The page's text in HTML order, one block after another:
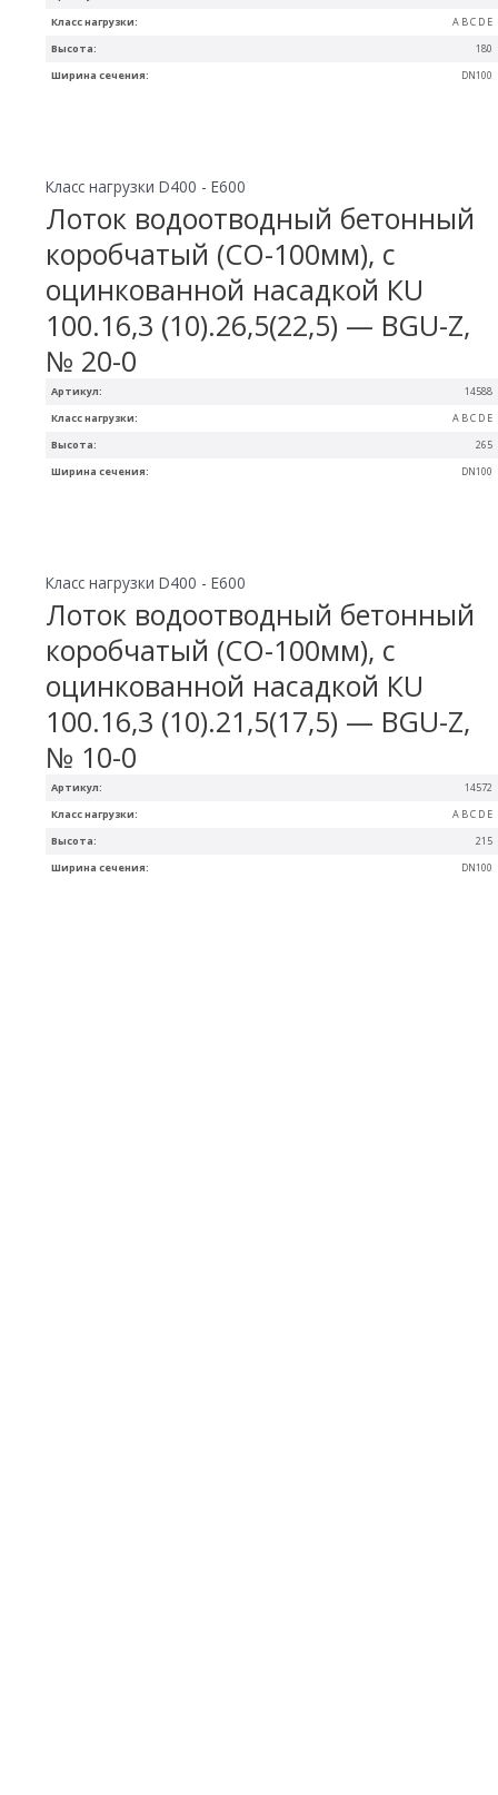
Ширина сечения: DN100
Высота: 180
Класс нагрузки: A B C D E
Артикул: 14588
Ширина сечения: DN100
Высота: 265
Класс нагрузки: A B C D E
Класс нагрузки D400 - E600
Лоток водоотводный бетонный
коробчатый (СО-100мм), с
оцинкованной насадкой КU
100.16,3 (10).26,5(22,5) — BGU-Z,
№ 20-0
Артикул: 14572
Ширина сечения: DN100
Высота: 215
Класс нагрузки: A B C D E
Класс нагрузки D400 - E600
Лоток водоотводный бетонный
коробчатый (СО-100мм), с
оцинкованной насадкой КU
100.16,3 (10).21,5(17,5) — BGU-Z,
№ 10-0